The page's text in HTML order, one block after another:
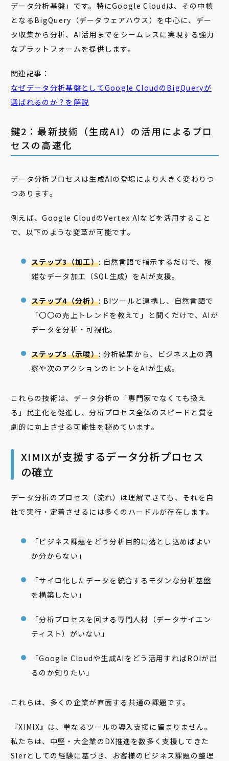
データ分析基盤」です。特にGoogle Cloudは、その中核
となるBigQuery（データウェアハウス）を中心に、デー
タ収集から分析、AI活用までをシームレスに実現する強力
なプラットフォームを提供します。
関連記事：
なぜデータ分析基盤としてGoogle CloudのBigQueryが
選ばれるのか？を解説
鍵2：最新技術（生成AI）の活用によるプロ
セスの高速化
データ分析プロセスは生成AIの登場により大きく変わりつ
つあります。
例えば、Google CloudのVertex AIなどを活用すること
で、以下のような変革が可能です。
ステップ3（加工）: 自然言語で指示するだけで、複
雑なデータ加工（SQL生成）をAIが支援。
ステップ4（分析）: BIツールと連携し、自然言語で
「〇〇の売上トレンドを教えて」と聞くだけで、AIが
データを分析・可視化。
ステップ5（示唆）: 分析結果から、ビジネス上の洞
察や次のアクションのヒントをAIが生成。
これらの技術は、データ分析の「専門家でなくても扱え
る」民主化を促進し、分析プロセス全体のスピードと質を
劇的に向上させる可能性を秘めています。
XIMIXが支援するデータ分析プロセス
の確立
データ分析のプロセス（流れ）は理解できても、それを自
社で実行・定着させるには多くのハードルが存在します。
「ビジネス課題をどう分析目的に落とし込めばよい
か分からない」
「サイロ化したデータを統合するモダンな分析基盤
を構築したい」
「分析プロセスを回せる専門人材（データサイエン
ティスト）がいない」
「Google Cloudや生成AIをどう活用すればROIが出
るのか知りたい」
これらは、多くの企業が直面する共通の課題です。
『XIMIX』は、単なるツールの導入支援に留まりません。
私たちは、中堅・大企業のDX推進を数多く支援してきた
SIerとしての経験に基づき、お客様のビジネス課題の整理